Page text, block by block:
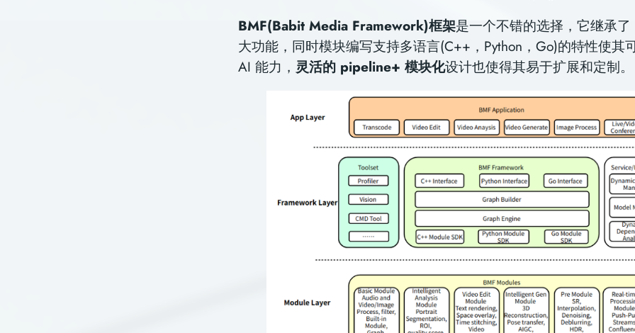
BMF(Babit Media Framework)框架是⼀个不错的选择，它继承
⼤功能，同时模块编写⽀持多语⾔(C++，Python，Go)的特性使其
AI 能⼒， 灵活的 pipeline+ 模块化设计也使得其易于扩展和定制。